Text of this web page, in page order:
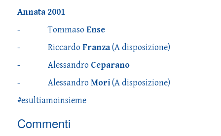
Annata 2001
- Tommaso Ense
- Riccardo Franza(A disposizione)
- Alessandro Ceparano
- Alessandro Mori(A disposizione)
#esultiamoinsieme
Commenti